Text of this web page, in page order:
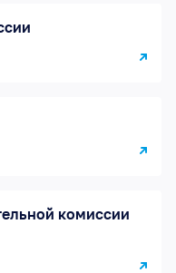
комиссии